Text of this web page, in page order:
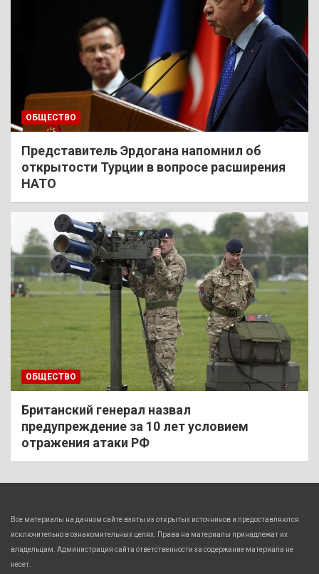
ОБЩЕСТВО
Представитель Эрдогана напомнил об
открытости Турции в вопросе расширения
НАТО
ОБЩЕСТВО
Британский генерал назвал
предупреждение за 10 лет условием
отражения атаки РФ
Все материалы на данном сайте взяты из открытых источников и предоставляются
исключительно в ознакомительных целях. Права на материалы принадлежат их
владельцам. Администрация сайта ответственности за содержание материала не
несет.